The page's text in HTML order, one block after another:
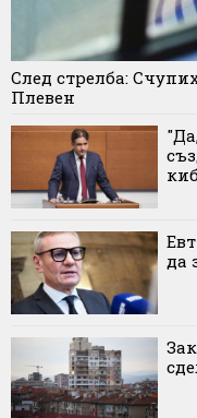
След стрелба:
Плевен
да